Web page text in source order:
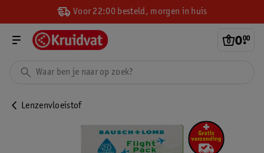
Voor 22:00 besteld, morgen in huis
0.
00
Lenzenvloeistof